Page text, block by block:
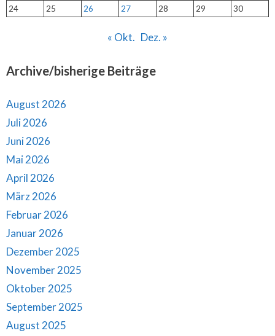
24
25 26 27 28 29 30
« Okt. Dez. »
Archive/bisherige Beiträge
August 2026
Juli 2026
Juni 2026
Mai 2026
April 2026
März 2026
Februar 2026
Januar 2026
Dezember 2025
November 2025
Oktober 2025
September 2025
August 2025